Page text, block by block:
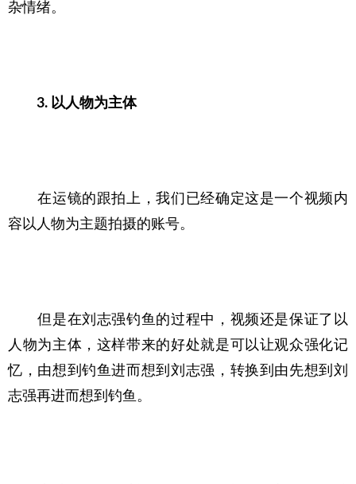
杂情绪。
3. 以人物为主体
在运镜的跟拍上，我们已经确定这是一个视频内
容以人物为主题拍摄的账号。
但是在刘志强钓鱼的过程中，视频还是保证了以
人物为主体，这样带来的好处就是可以让观众强化记
忆，由想到钓鱼进而想到刘志强，转换到由先想到刘
志强再进而想到钓鱼。